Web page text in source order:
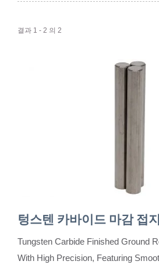
결과 1 - 2 의 2
텅스텐 카바이드 마감 접
Tungsten Carbide Finished Ground
With High Precision, Featuring